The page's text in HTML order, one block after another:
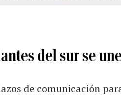
del sur se
de comunicación